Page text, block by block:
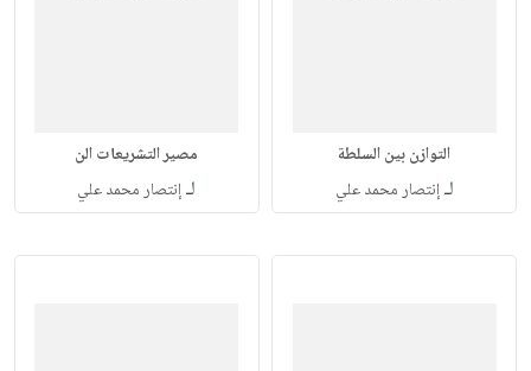
التوازن بين السلطة
لـإنتصار محمد علي
مصير التشريعات الن
لـإنتصار محمد علي